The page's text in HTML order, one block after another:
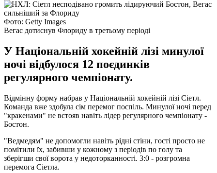
Фото: Getty Images
Вегас дотиснув Флориду в третьому періоді
У Національній хокейній лізі минулої
ночі відбулося 12 поєдинків
регулярного чемпіонату.
Відмінну форму набрав у Національній хокейній лізі Сіетл.
Команда вже здобула сім перемог поспіль. Минулої ночі перед
"кракенами" не встояв навіть лідер регулярного чемпіонату -
Бостон.
"Ведмедям" не допомогли навіть рідні стіни, гості просто не
помітили їх, забивши у кожному з періодів по голу та
зберігши свої ворота у недоторканності. 3:0 - розгромна
перемога Сіетла.